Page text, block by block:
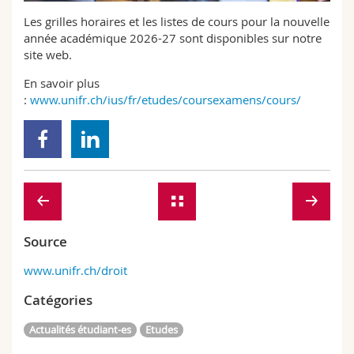
Interfacultaire
Doctorants
Programme des cours
MyUnifr
Les grilles horaires et les listes de cours pour la nouvelle
année académique 2026-27 sont disponibles sur notre
site web.
En savoir plus
: www.unifr.ch/ius/fr/etudes/coursexamens/cours/
Source
www.unifr.ch/droit
Catégories
Actualités étudiant-es Etudes